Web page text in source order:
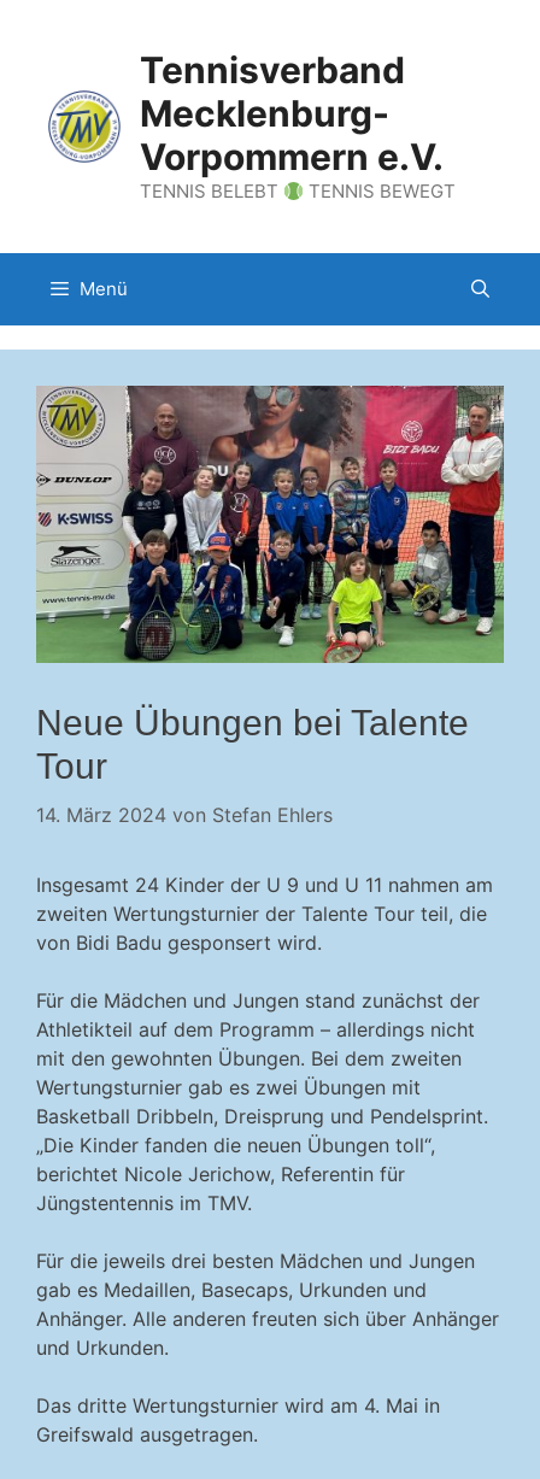
Tennisverband
Mecklenburg-
Vorpommern e.V.
TENNIS BELEBT TENNIS BEWEGT
Menü
Neue Übungen bei Talente
Tour
14. März 2024 von Stefan Ehlers
Insgesamt 24 Kinder der U 9 und U 11 nahmen am
zweiten Wertungsturnier der Talente Tour teil, die
von Bidi Badu gesponsert wird.
Für die Mädchen und Jungen stand zunächst der
Athletikteil auf dem Programm – allerdings nicht
mit den gewohnten Übungen. Bei dem zweiten
Wertungsturnier gab es zwei Übungen mit
Basketball Dribbeln, Dreisprung und Pendelsprint.
„Die Kinder fanden die neuen Übungen toll“,
berichtet Nicole Jerichow, Referentin für
Jüngstentennis im TMV.
Für die jeweils drei besten Mädchen und Jungen
gab es Medaillen, Basecaps, Urkunden und
Anhänger. Alle anderen freuten sich über Anhänger
und Urkunden.
Das dritte Wertungsturnier wird am 4. Mai in
Greifswald ausgetragen.